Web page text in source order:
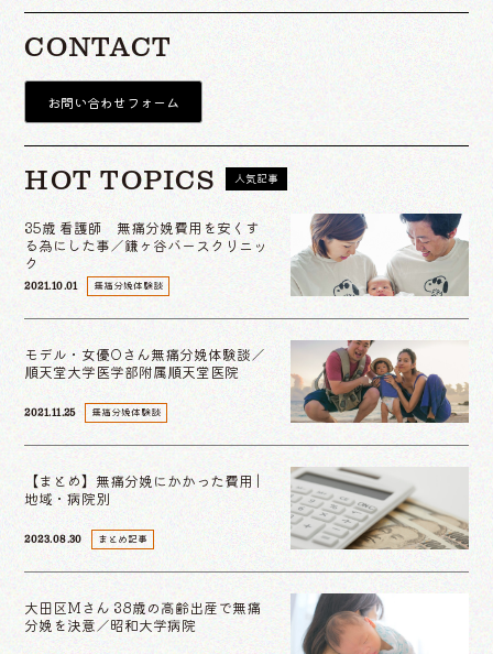
CONTACT
お問い合わせフォーム
HOT TOPICS 人気記事
2021.10.01 無痛分娩体験談
35歳 看護師 無痛分娩費用を安くす
る為にした事／鎌ヶ谷バースクリニッ
ク
2021.11.25 無痛分娩体験談
モデル・女優Oさん無痛分娩体験談／
順天堂大学医学部附属順天堂医院
2023.08.30 まとめ記事
【まとめ】無痛分娩にかかった費用 |
地域・病院別
大田区Mさん 38歳の高齢出産で無痛
分娩を決意／昭和大学病院